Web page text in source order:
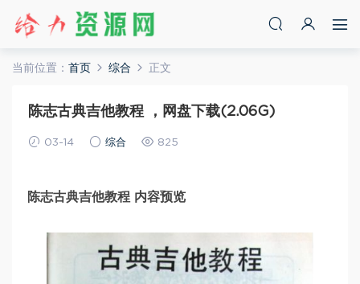
当前位置： 首页 综合 正文
陈志古典吉他教程 ，网盘下载(2.06G)
03-14 综合 825
陈志古典吉他教程 内容预览